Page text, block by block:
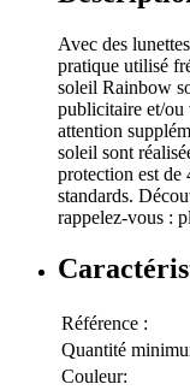
Avec des
pratique utilisé
soleil Rainbow
publicitaire et/ou
attention
soleil sont
protection est de
standards.
rappelez-vous :
Référence :
Quantité
Couleur: